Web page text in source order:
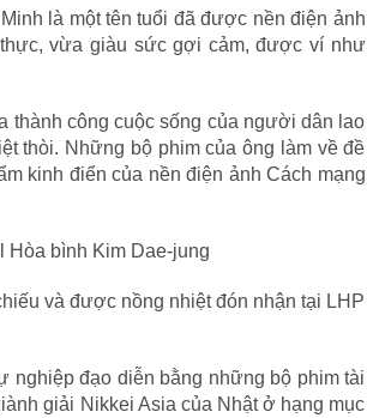
là một tên tuổi đã được nền điện ảnh
vừa giàu sức gợi cảm, được ví như
thành công cuộc sống của người dân lao
thòi. Những bộ phim của ông làm về đề
kinh điển của nền điện ảnh Cách mạng
và được nồng nhiệt đón nhận tại LHP
nghiệp đạo diễn bằng những bộ phim tài
giải Nikkei Asia của Nhật ở hạng mục